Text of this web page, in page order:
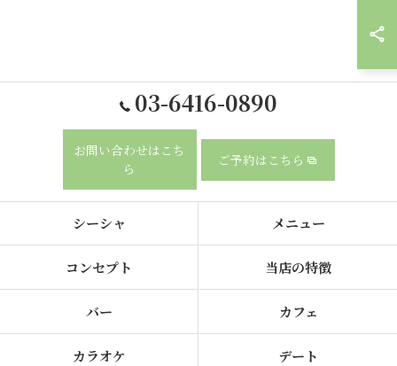
03-6416-0890
お問い合わせはこち
ら
ご予約はこちら
シーシャ メニュー
コンセプト 当店の特徴
バー カフェ
カラオケ デート